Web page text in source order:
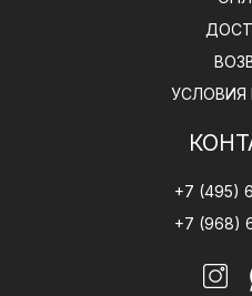
УСЛОВИЯ
+7 (495)
+7 (968)